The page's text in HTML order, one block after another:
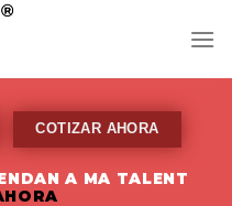
COTIZAR AHORA
A MA TALENT